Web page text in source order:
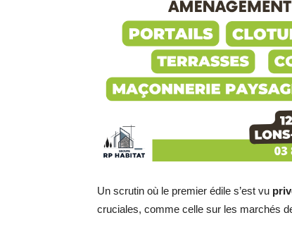
Un scrutin où le premier édile s’est vu
cruciales, comme celle sur les marchés